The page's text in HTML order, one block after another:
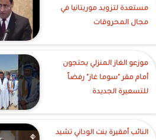
مستعدة لتزويد موريتانيا في
مجال المحروقات
موزعو الغاز المنزلي يحتجون
أمام مقر "سوما غاز" رفضاً
للتسعيرة الجديدة
النائب أمقيرة بنت الوداني تشيد